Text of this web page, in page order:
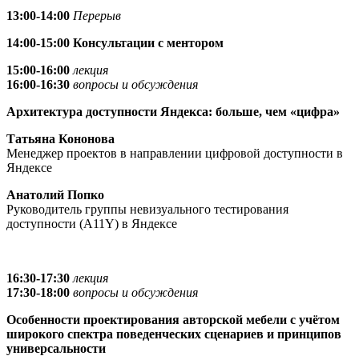
13:00-14:00 Перерыв
14:00-15:00 Консультации с ментором
15:00-16:00 лекция
16:00-16:30 вопросы и обсуждения
Архитектура доступности Яндекса: больше, чем «цифра»
Татьяна Кононова
Менеджер проектов в направлении цифровой доступности в
Яндексе
Анатолий Попко
Руководитель группы невизуального тестирования
доступности (A11Y) в Яндексе
16:30-17:30 лекция
17:30-18:00 вопросы и обсуждения
Особенности проектирования авторской мебели с учётом
широкого спектра поведенческих сценариев и принципов
универсальности